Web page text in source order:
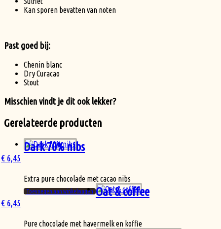
Kan sporen bevatten van noten
Past goed bij:
Chenin blanc
Dry Curacao
Stout
Misschien vindt je dit ook lekker?
Gerelateerde producten
Dark 70% nibs
€ 6,45
Extra pure chocolade met cacao nibs
Toevoegen aan winkelwagen Oat & coffee
€ 6,45
Pure chocolade met havermelk en koffie